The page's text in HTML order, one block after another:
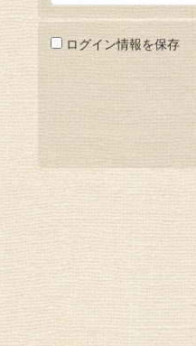
ログイン情報を保存